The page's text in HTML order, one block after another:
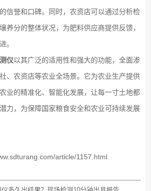
信誉和口碑。同时，农资店可以通过分析检
养分的整体状况，为肥料供应商提供反馈，
。
仪以其广泛的适用性和强大的功能，全面渗
、农资店等农业全场景。它为农业生产提供
业的精准化、智能化发展，让每一寸土地都
力，为保障国家粮食安全和农业可持续发展
article/1157.html
多久出结果？现场检测10分钟出具报告